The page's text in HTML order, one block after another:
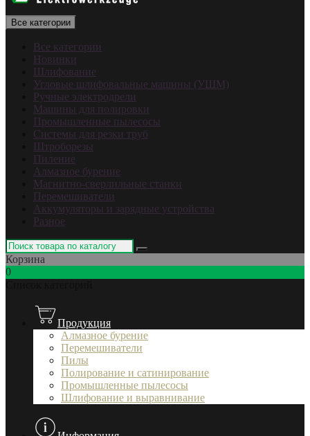
Все категории
Все категории
Новинки
Шлифование
Угловые шлифовальные машины (УШМ)
Ручные электродрели
Машины для полировки
Промышленные пылесосы
Системы для резки труб
Штроборезы
Пиление
Алмазное бурение
Магнитно-сверлильные станки
Перемешиватели
Аккумуляторы и зарядные устройства
Разное
Корзина
0
Продукция
Алмазное бурение
Перемешиватели
Пилы
Полирование и сатинирование
Промышленные пылесосы
Шлифование и выравнивание